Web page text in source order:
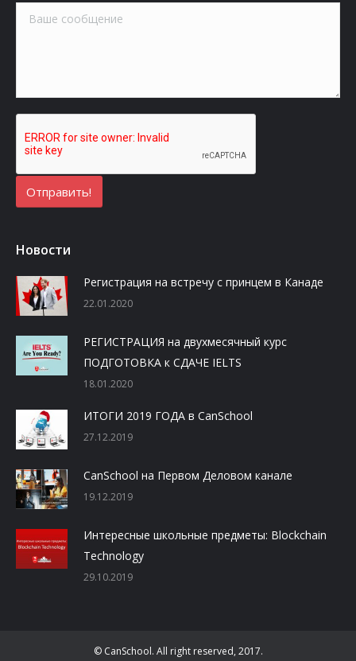
Новости
Регистрация на встречу с принцем в Канаде
22.01.2020
РЕГИСТРАЦИЯ на двухмесячный курс
ПОДГОТОВКА к СДАЧЕ IELTS
18.01.2020
ИТОГИ 2019 ГОДА в CanSchool
27.12.2019
CanSchool на Первом Деловом канале
19.12.2019
Интересные школьные предметы: Blockchain
Technology
29.10.2019
© CanSchool. All right reserved, 2017.